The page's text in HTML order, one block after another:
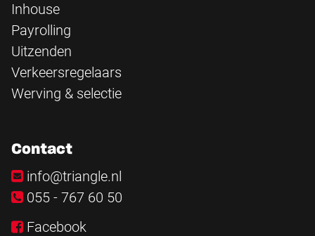
Inhouse
Payrolling
Uitzenden
Verkeersregelaars
Werving & selectie
Contact
info@triangle.nl
055 - 767 60 50
Facebook